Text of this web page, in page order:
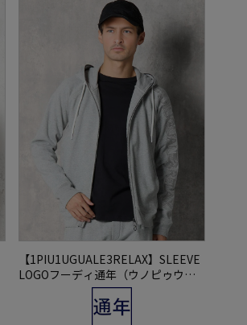
【1PIU1UGUALE3RELAX】SLEEVE
LOGOフーディ通年（ウノピゥウノ
ウグァーレトレ）